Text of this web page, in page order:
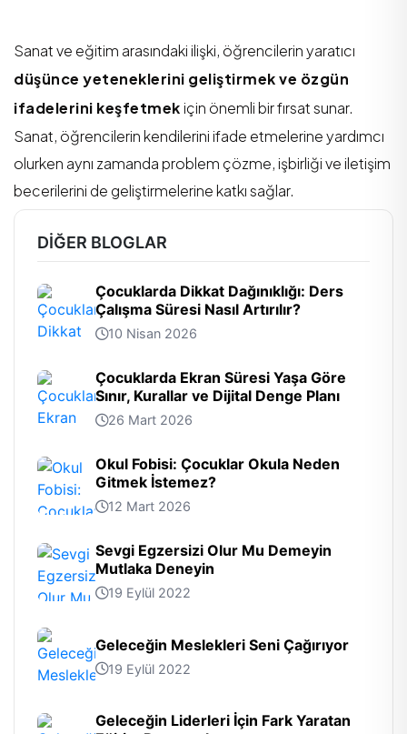
Sanat ve eğitim arasındaki ilişki, öğrencilerin yaratıcı
düşünce yeteneklerini geliştirmek ve özgün
ifadelerini keşfetmekiçin önemli bir fırsat sunar.
Sanat, öğrencilerin kendilerini ifade etmelerine yardımcı
olurken aynı zamanda problem çözme, işbirliği ve iletişim
becerilerini de geliştirmelerine katkı sağlar.
DIĞER BLOGLAR
Çocuklarda Dikkat Dağınıklığı: Ders
Çalışma Süresi Nasıl Artırılır?
10 Nisan 2026
Çocuklarda Ekran Süresi Yaşa Göre
Sınır, Kurallar ve Dijital Denge Planı
26 Mart 2026
Okul Fobisi: Çocuklar Okula Neden
Gitmek İstemez?
12 Mart 2026
Sevgi Egzersizi Olur Mu Demeyin
Mutlaka Deneyin
19 Eylül 2022
Geleceğin Meslekleri Seni Çağırıyor
19 Eylül 2022
Geleceğin Liderleri İçin Fark Yaratan